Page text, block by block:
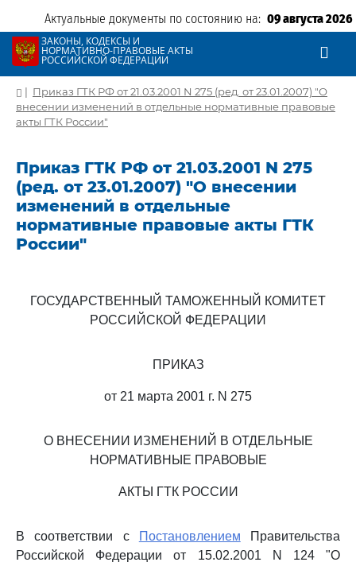
Актуальные документы по состоянию на: 09 августа 2026
ЗАКОНЫ, КОДЕКСЫ И
НОРМАТИВНО-ПРАВОВЫЕ АКТЫ
РОССИЙСКОЙ ФЕДЕРАЦИИ
| Приказ ГТК РФ от 21.03.2001 N 275 (ред. от 23.01.2007) "О
внесении изменений в отдельные нормативные правовые
акты ГТК России"
Приказ ГТК РФ от 21.03.2001 N 275
(ред. от 23.01.2007) "О внесении
изменений в отдельные
нормативные правовые акты ГТК
России"
ГОСУДАРСТВЕННЫЙ ТАМОЖЕННЫЙ КОМИТЕТ
РОССИЙСКОЙ ФЕДЕРАЦИИ
ПРИКАЗ
от 21 марта 2001 г. N 275
О ВНЕСЕНИИ ИЗМЕНЕНИЙ В ОТДЕЛЬНЫЕ
НОРМАТИВНЫЕ ПРАВОВЫЕ
АКТЫ ГТК РОССИИ
В соответствии с Постановлением Правительства
Российской Федерации от 15.02.2001 N 124 "О